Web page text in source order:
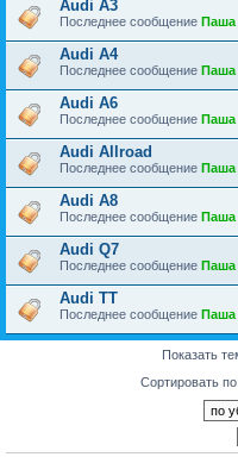
Audi A3
Последнее сообщение Паша
Audi A4
Последнее сообщение Паша
Audi A6
Последнее сообщение Паша
Audi Allroad
Последнее сообщение Паша
Audi A8
Последнее сообщение Паша
Audi Q7
Последнее сообщение Паша
Audi TT
Последнее сообщение Паша
Показать
Сортировать по: